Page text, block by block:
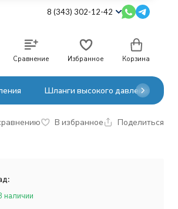
8 (343) 302-12-42
Сравнение Избранное Корзина
Шланги высокого давления
В избранное Поделиться
наличии